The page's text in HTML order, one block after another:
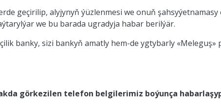
geçirilip, alyjynyň ýüzlenmesi we onuň
we bu barada ugradyja habar berilýär.
banky, sizi bankyň amatly hem-de ygtybarly
görkezilen telefon belgilerimiz boýunça